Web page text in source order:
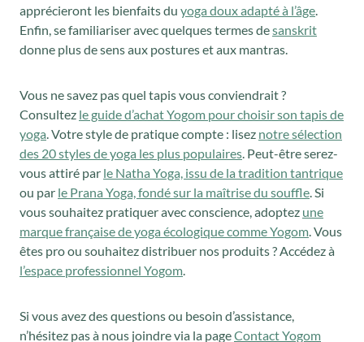
apprécieront les bienfaits du yoga doux adapté à l’âge.
Enfin, se familiariser avec quelques termes desanskrit
donne plus de sens aux postures et aux mantras.
Vous ne savez pas quel tapis vous conviendrait ?
Consultez le guide d’achat Yogom pour choisir son tapis de
yoga. Votre style de pratique compte : lisez notre sélection
des 20 styles de yoga les plus populaires. Peut-être serez-
vous attiré par le Natha Yoga, issu de la tradition tantrique
ou par le Prana Yoga, fondé sur la maîtrise du souffle. Si
vous souhaitez pratiquer avec conscience, adoptez une
marque française de yoga écologique comme Yogom. Vous
êtes pro ou souhaitez distribuer nos produits ? Accédez à
l’espace professionnel Yogom.
Si vous avez des questions ou besoin d’assistance,
n’hésitez pas à nous joindre via la pageContact Yogom